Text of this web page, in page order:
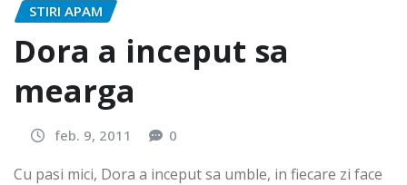
STIRI APAM
Dora a inceput sa
mearga
feb. 9, 2011 0
Cu pasi mici, Dora a inceput sa umble, in fiecare zi face